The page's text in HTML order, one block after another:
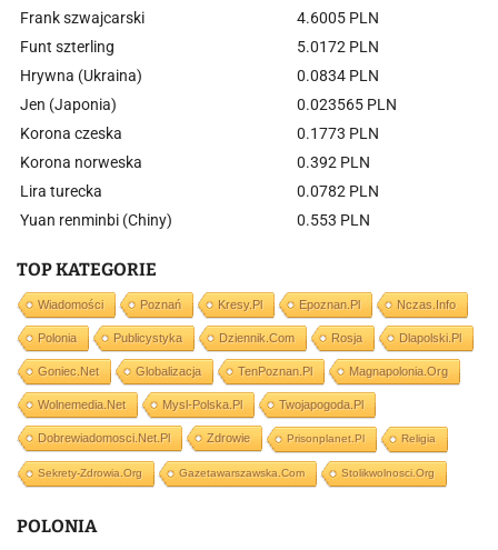
Frank szwajcarski
4.6005 PLN
Funt szterling
5.0172 PLN
Hrywna (Ukraina)
0.0834 PLN
Jen (Japonia)
0.023565 PLN
Korona czeska
0.1773 PLN
Korona norweska
0.392 PLN
Lira turecka
0.0782 PLN
Yuan renminbi (Chiny)
0.553 PLN
TOP KATEGORIE
Wiadomości Poznań Kresy.pl Epoznan.pl Nczas.info
Polonia Publicystyka Dziennik.com Rosja Dlapolski.pl
Goniec.net Globalizacja TenPoznan.pl Magnapolonia.org
Wolnemedia.net Mysl-Polska.pl Twojapogoda.pl
Dobrewiadomosci.net.pl Zdrowie Prisonplanet.pl Religia
Sekrety-Zdrowia.org Gazetawarszawska.com Stolikwolnosci.org
POLONIA